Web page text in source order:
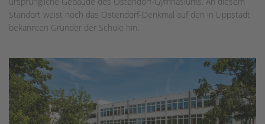
Standort weist noch das Ostendorf-Denkmal auf den in Lippstadt
bekannten Gründer der Schule hin.